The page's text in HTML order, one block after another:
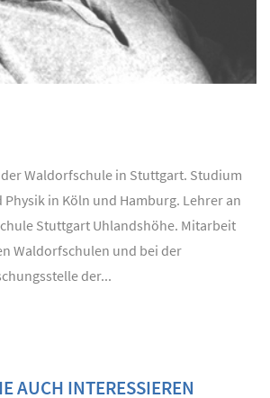
der Waldorfschule in Stuttgart. Studium
in Köln und Hamburg. Lehrer an
Stuttgart Uhlandshöhe. Mitarbeit
Waldorfschulen und bei der
der...
AUCH INTERESSIEREN